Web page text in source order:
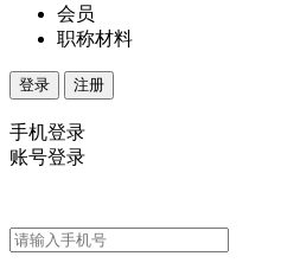
会员
职称材料
登录 注册
手机登录
账号登录